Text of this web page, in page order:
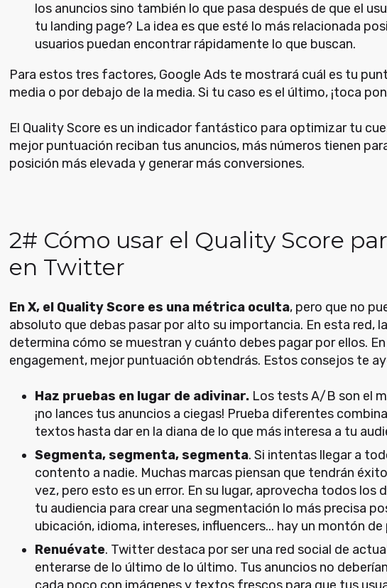
los anuncios sino también lo que pasa después de que el
tu landing page? La idea es que esté lo más relacionada
usuarios puedan encontrar rápidamente lo que buscan.
Para estos tres factores, Google Ads te mostrará cuál es tu
media o por debajo de la media. Si tu caso es el último, ¡toca
El Quality Score es un indicador fantástico para optimizar tu
mejor puntuación reciban tus anuncios, más números tienen
posición más elevada y generar más conversiones.
2# Cómo usar el Quality Score
en Twitter
En X, el Quality Score es una métrica oculta, pero que no
absoluto que debas pasar por alto su importancia. En esta red,
determina cómo se muestran y cuánto debes pagar por ellos.
engagement, mejor puntuación obtendrás. Estos consejos te
Haz pruebas en lugar de adivinar. Los tests A/B son el
¡no lances tus anuncios a ciegas! Prueba diferentes
textos hasta dar en la diana de lo que más interesa a tu
Segmenta, segmenta, segmenta. Si intentas llegar a
contento a nadie. Muchas marcas piensan que tendrán
vez, pero esto es un error. En su lugar, aprovecha todos los
tu audiencia para crear una segmentación lo más precisa
ubicación, idioma, intereses, influencers... hay un montón
Renuévate. Twitter destaca por ser una red social de
enterarse de lo último de lo último. Tus anuncios no